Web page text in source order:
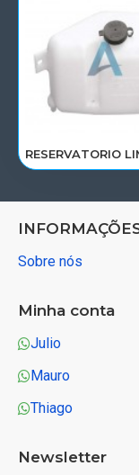
Sobre nós
Minha conta
Julio
Mauro
Thiago
Newsletter